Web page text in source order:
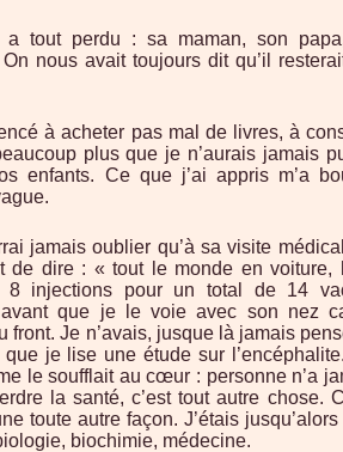
tout perdu : sa maman, son
On nous avait toujours dit qu’il
à acheter pas mal de livres, à
plus que je n’aurais jamais
enfants. Ce que j’ai appris m’a
jamais oublier qu’à sa visite
de dire : « tout le monde en voiture,
8 injections pour un total de 14
avant que je le voie avec son nez
front. Je n’avais, jusque là jamais
que je lise une étude sur
le soufflait au cœur : personne n’a
la santé, c’est tout autre chose.
toute autre façon. J’étais
biochimie, médecine.